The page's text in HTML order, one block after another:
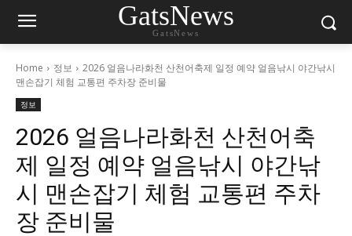
GatsNews
GatsNews
Home 정보
2026 얼음나라화천 산천어축제 일정 예약 얼음낚시 야간낚시
맨손잡기 체험 교통편 주차장 준비물
정보
2026 얼음나라화천 산천어축
제 일정 예약 얼음낚시 야간낚
시 맨손잡기 체험 교통편 주차
장 준비물